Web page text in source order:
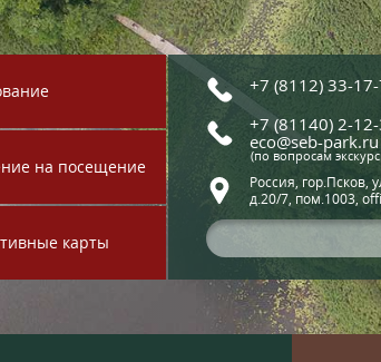
на посещение
карты
+7 (8112) 33-
+7 (81140) 2-
eco@seb-park.ru
(по вопросам
Россия, гор.Псков,
д.20/7, пом.1003,